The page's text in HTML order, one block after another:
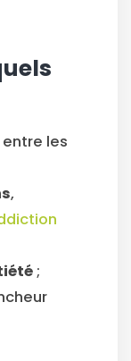
entre les
,
;